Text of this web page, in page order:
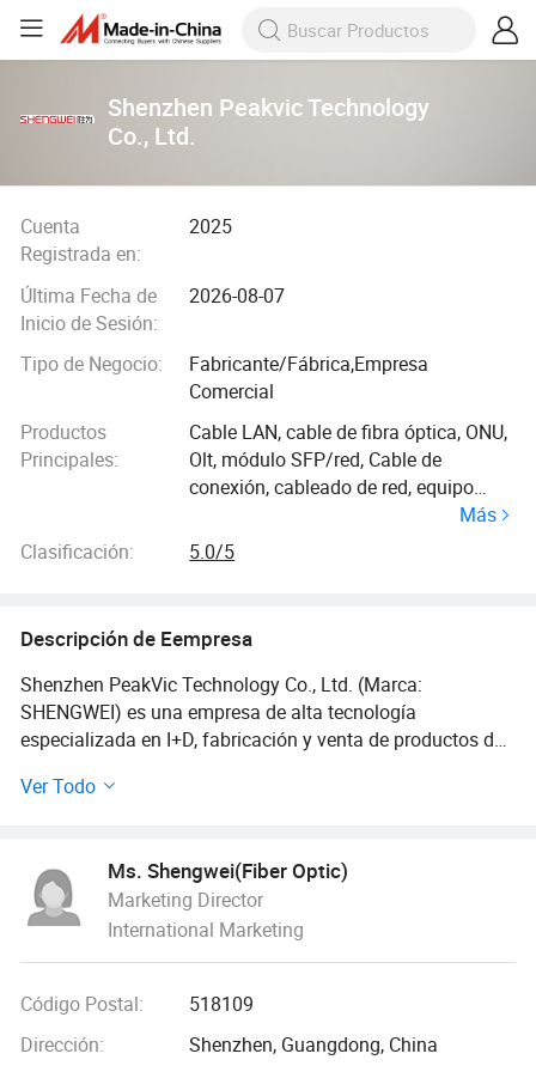
Shenzhen Peakvic Technology
Co., Ltd.
Cuenta
Registrada en:
2025
Última Fecha de
Inicio de Sesión:
2026-08-07
Tipo de Negocio:
Fabricante/Fábrica,Empresa
Comercial
Productos
Principales:
Cable LAN, cable de fibra óptica, ONU,
Olt, módulo SFP/red, Cable de
conexión, cableado de red, equipo
ODF, conector rápido, conector RJ45
Más
Clasificación:
5.0/5
Descripción de Eempresa
Shenzhen PeakVic Technology Co., Ltd. (Marca:
SHENGWEI) es una empresa de alta tecnología
especializada en I+D, fabricación y venta de productos de
2006, SHENGWEI se ha convertido en un proveedor líder de
internacionales.
Ofrecemos una gama completa de productos de fibra
óptica activa y pasiva, incluyendo cable de fibra óptica,
SFP, ONU y OLT, conector rápido, MPO/MTP y ODF.
También proporcionamos servicios OEM y ODM para
Ver Todo
Ms. Shengwei(Fiber Optic)
Marketing Director
International Marketing
Código Postal:
518109
Dirección:
Shenzhen, Guangdong, China